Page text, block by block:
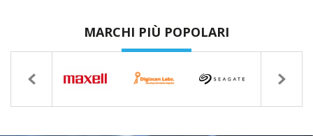
MARCHI PIÙ POPOLARI